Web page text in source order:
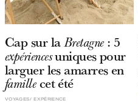
Cap sur laBretagne: 5
expériencesuniques pour
larguer les amarres en
famillecet été
EXPÉRIENCE
VOYAGES